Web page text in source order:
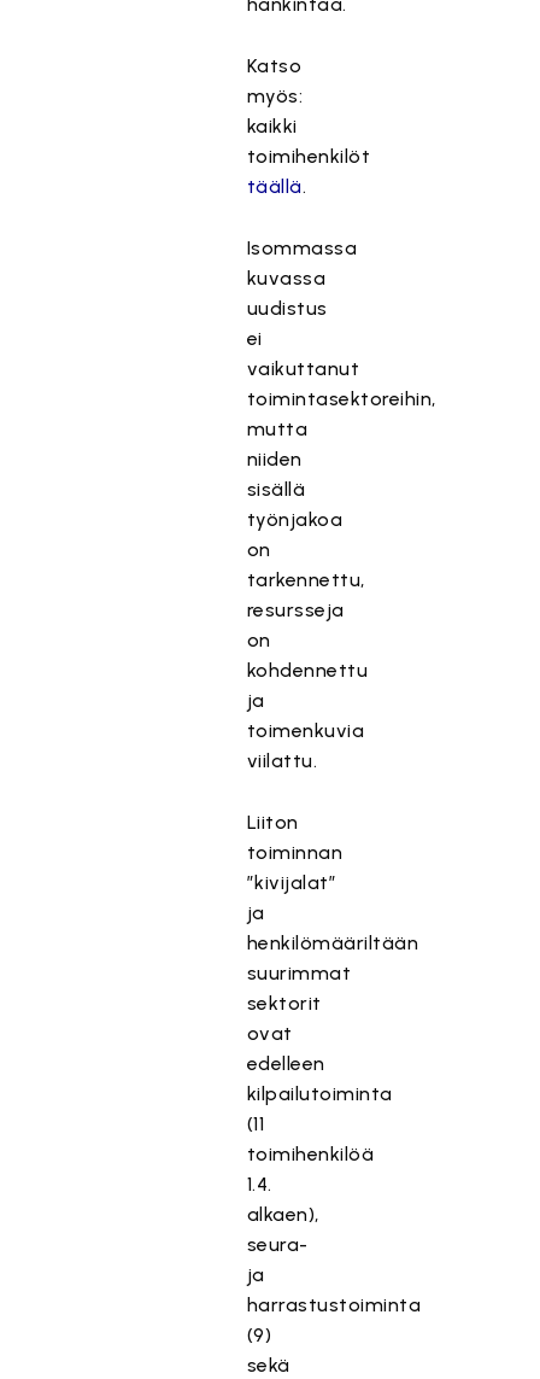
Katso
myös:
kaikki
toimihenkilöt
täällä.
Isommassa
kuvassa
uudistus
ei
vaikuttanut
toimintasektoreihin,
mutta
niiden
sisällä
työnjakoa
on
tarkennettu,
resursseja
on
kohdennettu
ja
toimenkuvia
viilattu.
Liiton
toiminnan
”kivijalat”
ja
henkilömääriltään
suurimmat
sektorit
ovat
edelleen
kilpailutoiminta
(11
toimihenkilöä
1.4.
alkaen),
seura-
ja
harrastustoiminta
(9)
sekä